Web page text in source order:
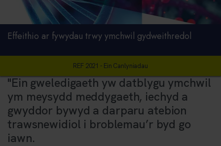
Effeithio ar fywydau trwy ymchwil gydweithredol
REF 2021 - Ein Canlyniadau
"Ein gweledigaeth yw datblygu ymchwil
ym meysydd meddygaeth, iechyd a
gwyddor bywyd a darparu atebion
trawsnewidiol i broblemau’r byd go
iawn.